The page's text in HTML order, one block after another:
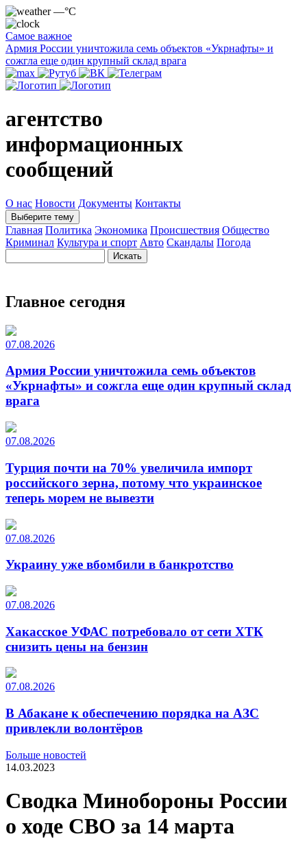
—°C
Самое важное
Армия России уничтожила семь объектов «Укрнафты» и
сожгла еще один крупный склад врага
агентство
информационных
сообщений
О нас Новости Документы Контакты
Выберите тему
Главная Политика Экономика Происшествия Общество
Криминал Культура и спорт Авто Скандалы Погода
Главное сегодня
07.08.2026
Армия России уничтожила семь объектов
«Укрнафты» и сожгла еще один крупный склад
врага
07.08.2026
Турция почти на 70% увеличила импорт
российского зерна, потому что украинское
теперь морем не вывезти
07.08.2026
Украину уже вбомбили в банкротство
07.08.2026
Хакасское УФАС потребовало от сети ХТК
снизить цены на бензин
07.08.2026
В Абакане к обеспечению порядка на АЗС
привлекли волонтёров
Больше новостей
14.03.2023
Сводка Минобороны России
о ходе СВО за 14 марта